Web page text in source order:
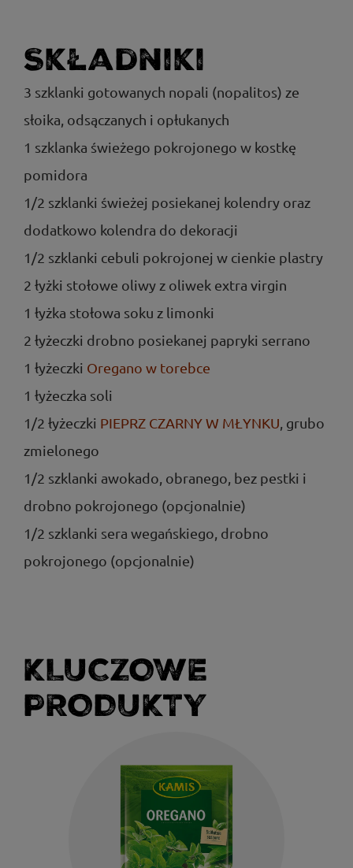
Składniki
3 szklanki gotowanych nopali (nopalitos) ze
słoika, odsączanych i opłukanych
1 szklanka świeżego pokrojonego w kostkę
pomidora
1/2 szklanki świeżej posiekanej kolendry oraz
dodatkowo kolendra do dekoracji
1/2 szklanki cebuli pokrojonej w cienkie plastry
2 łyżki stołowe oliwy z oliwek extra virgin
1 łyżka stołowa soku z limonki
2 łyżeczki drobno posiekanej papryki serrano
1 łyżeczki Oregano w torebce
1 łyżeczka soli
1/2 łyżeczki PIEPRZ CZARNY W MŁYNKU , grubo
zmielonego
1/2 szklanki awokado, obranego, bez pestki i
drobno pokrojonego (opcjonalnie)
1/2 szklanki sera wegańskiego, drobno
pokrojonego (opcjonalnie)
KLUCZOWE
PRODUKTY